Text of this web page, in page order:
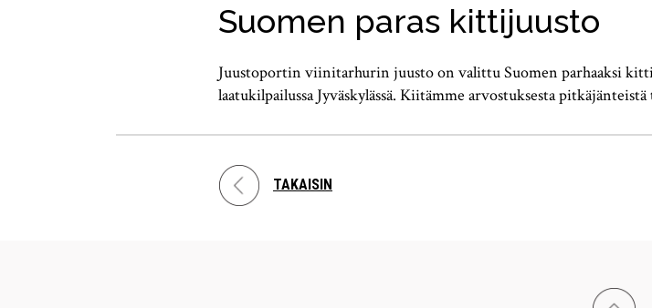
Suomen paras kittijuusto
Juustoportin viinitarhurin juusto on valittu Suomen parhaaksi
laatukilpailussa Jyväskylässä. Kiitämme arvostuksesta
TAKAISIN